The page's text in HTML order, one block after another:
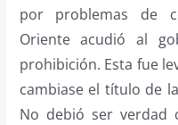
por problemas de
Oriente acudió al
prohibición. Esta fue
cambiase el título de
No debió ser verdad